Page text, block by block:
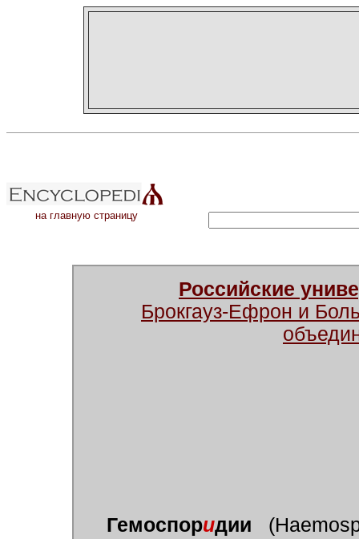
на главную страницу
Российские
Брокгауз-Ефрон и
Гемоспоридии